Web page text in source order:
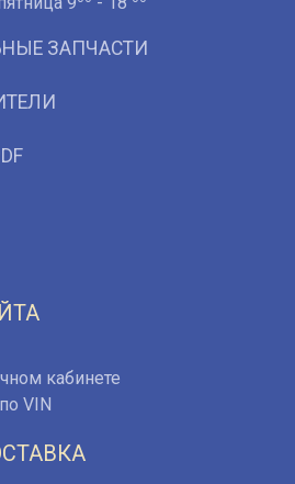
ЗАПЧАСТИ
кабинете
VIN